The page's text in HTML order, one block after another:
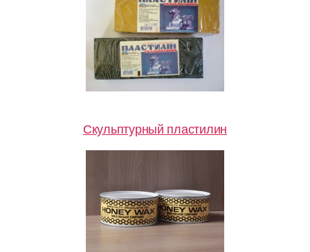
Скульптурный пластилин